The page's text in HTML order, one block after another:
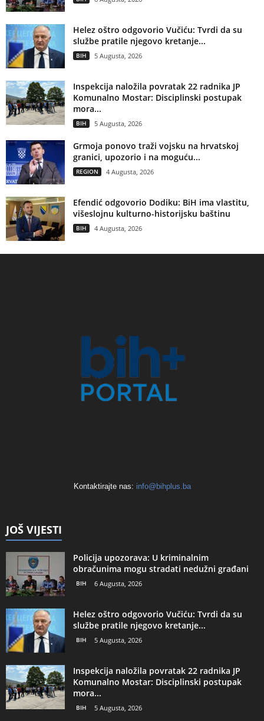
Helez oštro odgovorio Vučiću: Tvrdi da su
službe pratile njegovo kretanje...
BIH 5 Augusta, 2026
Inspekcija naložila povratak 22 radnika JP
Komunalno Mostar: Disciplinski postupak
mora...
BIH 5 Augusta, 2026
Grmoja ponovo traži vojsku na hrvatskoj
granici, upozorio i na moguću...
REGION 4 Augusta, 2026
Efendić odgovorio Dodiku: BiH ima vlastitu,
višeslojnu kulturno-historijsku baštinu
BIH 4 Augusta, 2026
Kontaktirajte nas: info@bihplus.ba
JOŠ VIJESTI
Policija upozorava: U kriminalnim
obračunima mogu stradati nedužni građani
BIH 6 Augusta, 2026
Helez oštro odgovorio Vučiću: Tvrdi da su
službe pratile njegovo kretanje...
BIH 5 Augusta, 2026
Inspekcija naložila povratak 22 radnika JP
Komunalno Mostar: Disciplinski postupak
mora...
BIH 5 Augusta, 2026